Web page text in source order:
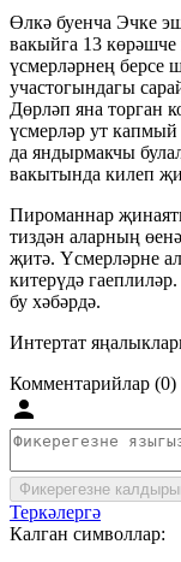
Өлкә буенча Эчке
вакыйга 13 көрәшче
үсмерләрнең берсе
участогындагы
Дөрләп яна торган
үсмерләр ут
да яндырмакчы
вакытында килеп
Пироманнар
тиздән аларның
җитә. Үсмерләрне
китерүдә
бу хәбәрдә.
Интертат
Комментарийлар (0)
Фикерегезне
Теркәлергә
Калган символлар: